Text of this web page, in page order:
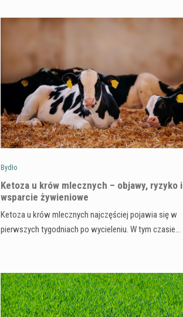
Bydło
Ketoza u krów mlecznych – objawy, ryzyko i
wsparcie żywieniowe
Ketoza u krów mlecznych najczęściej pojawia się w
pierwszych tygodniach po wycieleniu. W tym czasie…